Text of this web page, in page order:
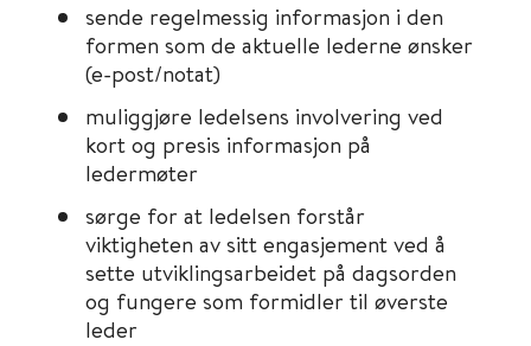
sende regelmessig informasjon i den
formen som de aktuelle lederne ønsker
(e-post/notat)
muliggjøre ledelsens involvering ved
kort og presis informasjon på
ledermøter
sørge for at ledelsen forstår
viktigheten av sitt engasjement ved å
sette utviklingsarbeidet på dagsorden
og fungere som formidler til øverste
leder